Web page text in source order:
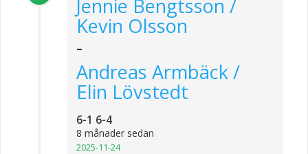
Jennie Bengtsson /
Kevin Olsson
-
Andreas Armbäck /
Elin Lövstedt
6-1 6-4
8 månader sedan
2025-11-24